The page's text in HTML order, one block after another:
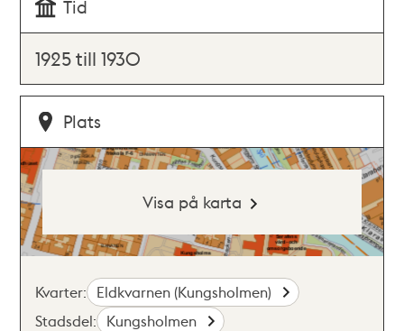
Tid
1925 till 1930
Plats
Visa på karta
Kvarter: Eldkvarnen (Kungsholmen)
Stadsdel: Kungsholmen